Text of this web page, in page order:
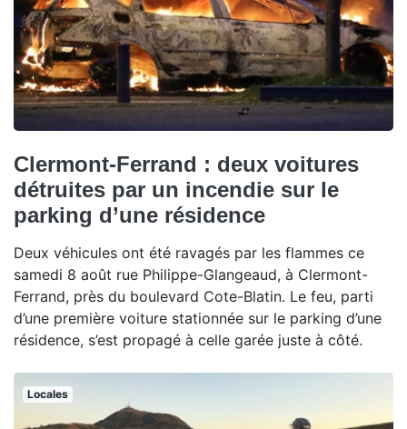
Clermont-Ferrand : deux voitures
détruites par un incendie sur le
parking d’une résidence
Deux véhicules ont été ravagés par les flammes ce
samedi 8 août rue Philippe-Glangeaud, à Clermont-
Ferrand, près du boulevard Cote-Blatin. Le feu, parti
d’une première voiture stationnée sur le parking d’une
résidence, s’est propagé à celle garée juste à côté.
Locales